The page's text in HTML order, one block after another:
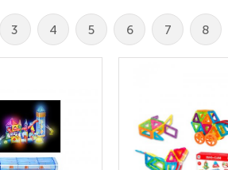
3 4 5 6 7 8